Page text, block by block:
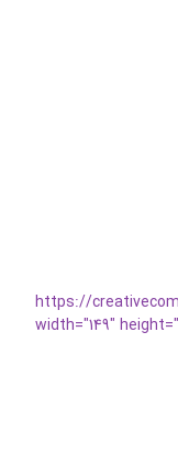
https://
width="149"